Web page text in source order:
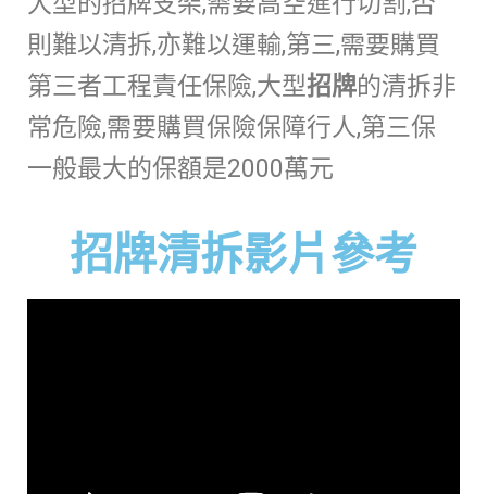
則難以清拆,亦難以運輸,第三,需要購買
第三者工程責任保險,大型招牌的清拆非
常危險,需要購買保險保障行人,第三保
一般最大的保額是2000萬元
招牌清拆影片參考